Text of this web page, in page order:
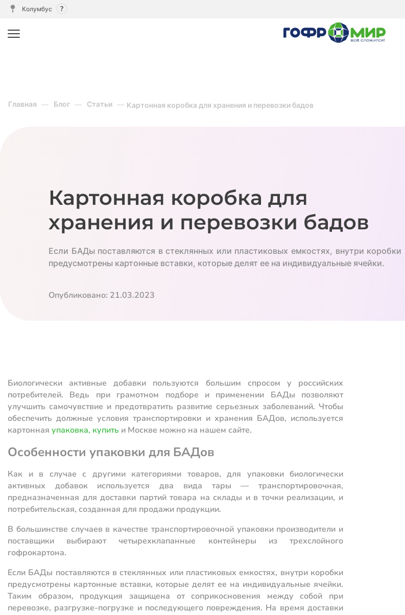
Колумбус
Главная Блог Статьи Картонная коробка для хранения и перевозки бадов
Картонная коробка для
хранения и перевозки бадов
Если БАДы поставляются в стеклянных или пластиковых емкостях, внутри коробки
предусмотрены картонные вставки, которые делят ее на индивидуальные ячейки.
Опубликовано: 21.03.2023
Биологически активные добавки пользуются большим спросом у российских
потребителей. Ведь при грамотном подборе и применении БАДы позволяют
улучшить самочувствие и предотвратить развитие серьезных заболеваний. Чтобы
обеспечить должные условия транспортировки и хранения БАДов, используется
картонная упаковка, купить и Москве можно на нашем сайте.
Особенности упаковки для БАДов
Как и в случае с другими категориями товаров, для упаковки биологически
активных добавок используется два вида тары — транспортировочная,
предназначенная для доставки партий товара на склады и в точки реализации, и
потребительская, созданная для продажи продукции.
В большинстве случаев в качестве транспортировочной упаковки производители и
поставщики выбирают четырехклапанные контейнеры из трехслойного
гофрокартона.
Если БАДы поставляются в стеклянных или пластиковых емкостях, внутри коробки
предусмотрены картонные вставки, которые делят ее на индивидуальные ячейки.
Таким образом, продукция защищена от соприкосновения между собой при
перевозке, разгрузке-погрузке и последующего повреждения. На время доставки